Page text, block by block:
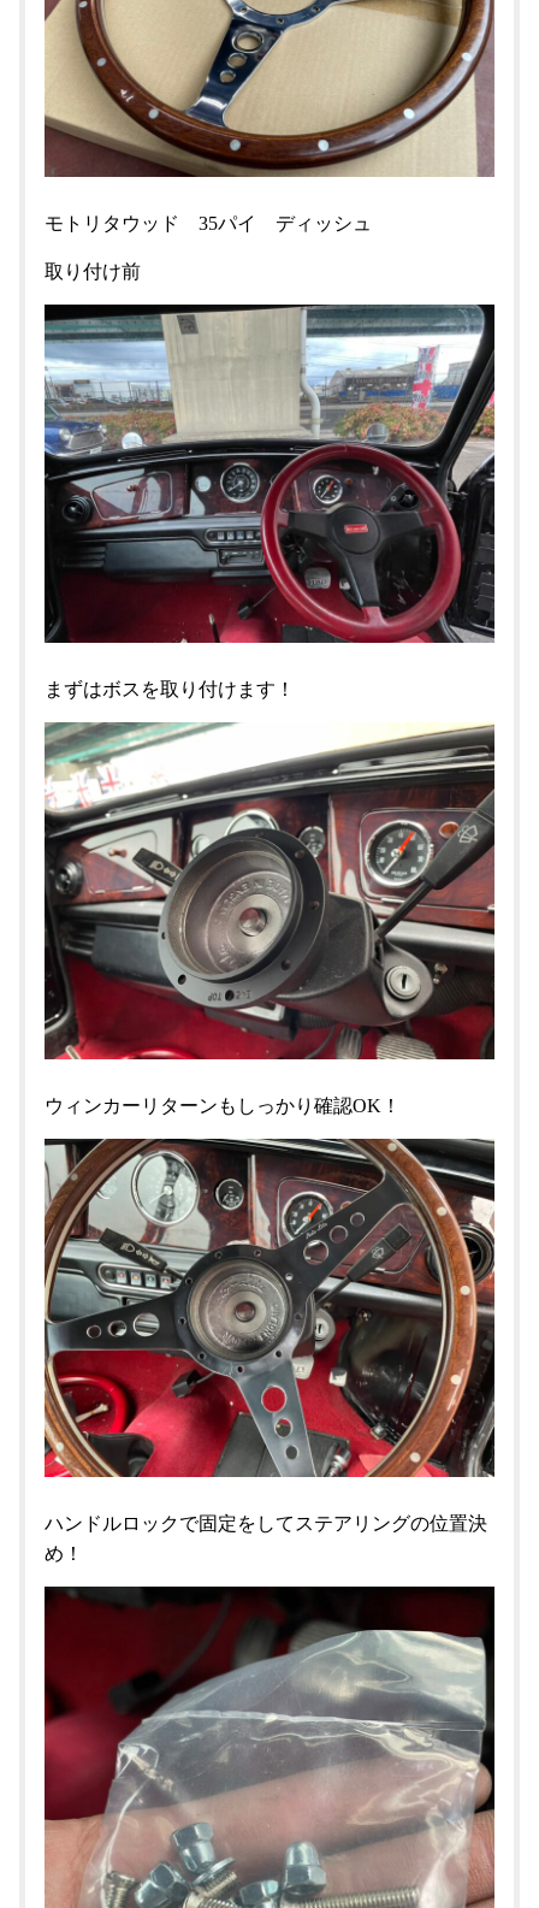
モトリタウッド 35パイ ディッシュ
取り付け前
まずはボスを取り付けます！
ウィンカーリターンもしっかり確認OK！
ハンドルロックで固定をしてステアリングの位置決
め！